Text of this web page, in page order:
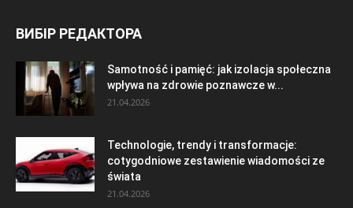
ВИБІР РЕДАКТОРА
Samotność i pamięć: jak izolacja społeczna
wpływa na zdrowie poznawcze w...
21.04.2026
Technologie, trendy i transformacje:
cotygodniowe zestawienie wiadomości ze
świata
21.04.2026